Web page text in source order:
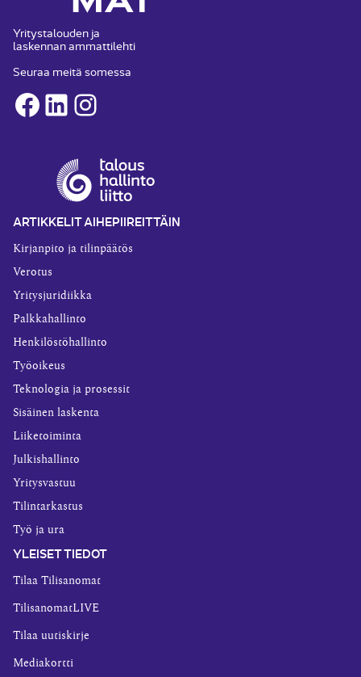
Yritystalouden ja
laskennan ammattilehti
Seuraa meitä somessa
Facebook
LinkedInInstagram
ARTIKKELIT AIHEPIIREITTÄIN
Kirjanpito ja tilinpäätös
Verotus
Yritysjuridiikka
Palkkahallinto
Henkilöstöhallinto
Työoikeus
Teknologia ja prosessit
Sisäinen laskenta
Liiketoiminta
Julkishallinto
Yritysvastuu
Tilintarkastus
Työ ja ura
YLEISET TIEDOT
Tilaa Tilisanomat
TilisanomatLIVE
Tilaa uutiskirje
Mediakortti